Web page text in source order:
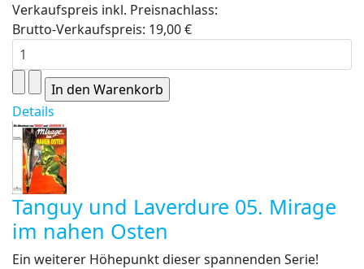
Verkaufspreis inkl. Preisnachlass:
Brutto-Verkaufspreis: 19,00 €
Details
Tanguy und Laverdure 05. Mirage
im nahen Osten
Ein weiterer Höhepunkt dieser spannenden Serie!